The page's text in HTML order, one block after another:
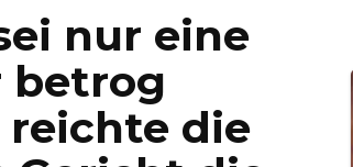
nur eine
betrog
die